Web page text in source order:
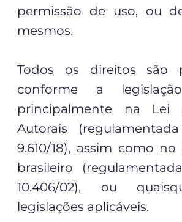
permissão de uso, ou
mesmos.
Todos os direitos são
conforme a
principalmente na Lei
Autorais
9.610/18), assim como
brasileiro
10.406/02), ou
legislações aplicáveis.